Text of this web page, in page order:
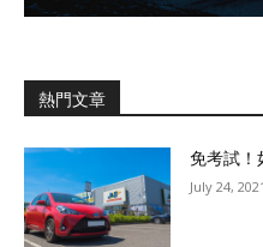
熱門文章
免考試！
July 24, 2021